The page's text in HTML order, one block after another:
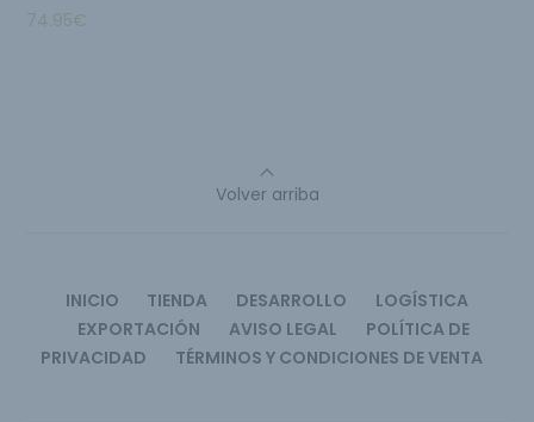
74.95€
Volver arriba
INICIO TIENDA DESARROLLO
LOGÍSTICA
EXPORTACIÓN
AVISO LEGAL
POLÍTICA DE
PRIVACIDAD
TÉRMINOS Y CONDICIONES DE VENTA